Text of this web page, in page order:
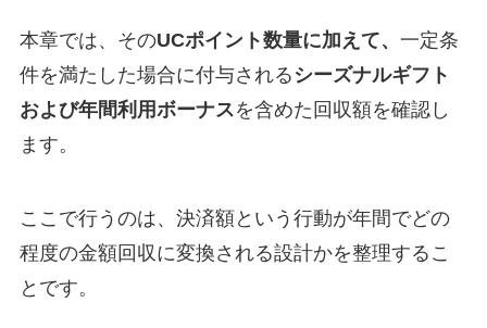
本章では、そのUCポイント数量に加えて、 一定条
件を満たした場合に付与される シーズナルギフト
および年間利用ボーナスを含めた回収額を確認し
ます。
ここで行うのは、決済額という行動が年間でどの
程度の金額回収に変換される設計かを整理するこ
とです。